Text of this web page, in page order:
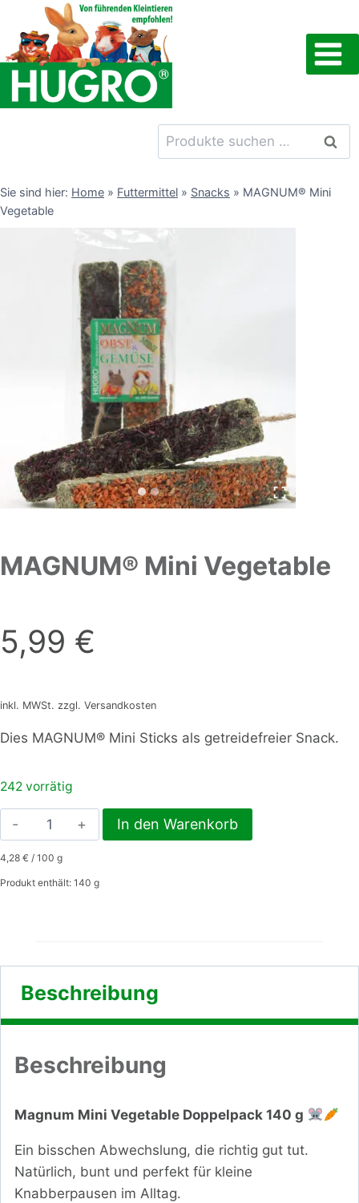
Inhalt
springen
Suchen
nach:
Sie sind hier: Home » Futtermittel » Snacks » MAGNUM® Mini
Vegetable
MAGNUM® Mini Vegetable
5,99 €
inkl. MWSt. zzgl. Versandkosten
Dies MAGNUM® Mini Sticks als getreidefreier Snack.
242 vorrätig
MAGNUM®
Mini
Vegetable
Menge
In den Warenkorb
4,28 € / 100 g
Produkt enthält: 140 g
Beschreibung
Beschreibung
Magnum Mini Vegetable Doppelpack 140 g
Ein bisschen Abwechslung, die richtig gut tut.
Natürlich, bunt und perfekt für kleine
Knabberpausen im Alltag.